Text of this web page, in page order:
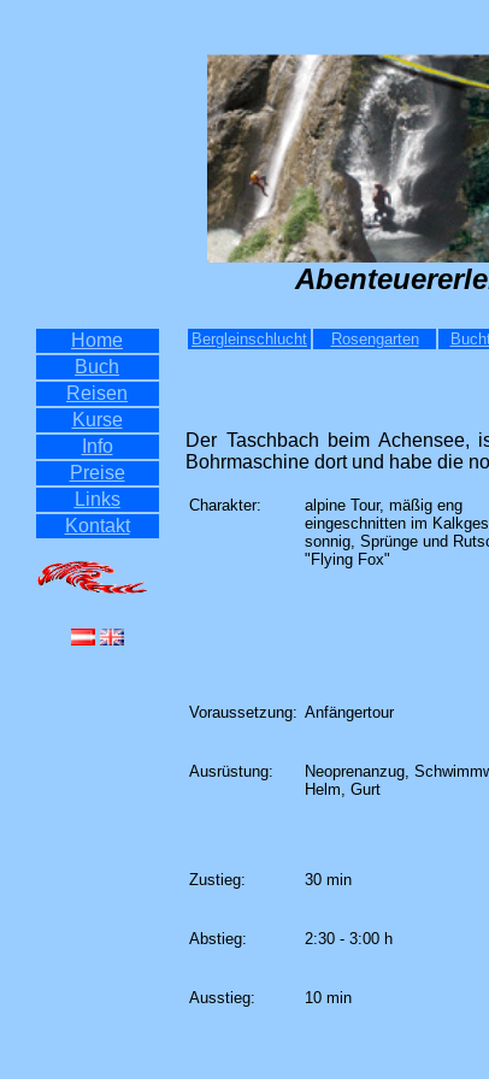
Home
Buch
Reisen
Kurse
Info
Preise
Links
Kontakt
Bergleinschlucht Rosengarten
Der Taschbach beim
Bohrmaschine dort und habe die
Charakter:
alpine Tour, mäßig eng
eingeschnitten im
sonnig, Sprünge und
"Flying Fox"
Voraussetzung: Anfängertour
Ausrüstung:
Neoprenanzug,
Helm, Gurt
Zustieg: 30 min
Abstieg: 2:30 - 3:00 h
Ausstieg: 10 min